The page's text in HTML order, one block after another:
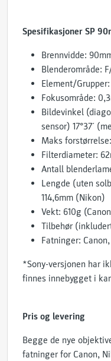
Spesifikasjoner SP
Brennvidde:
Blenderområde:
Element/Grupper:
Fokusområde:
Bildevinkel
sensor) 17°37´
Maks forstørrelse:
Filterdiameter:
Antall
Lengde (uten
114,6mm (Nikon)
Vekt: 610g
Tilbehør
Fatninger:
*Sony-versjonen har
finnes innebygget i
Pris og levering
Begge de nye
fatninger for Canon,